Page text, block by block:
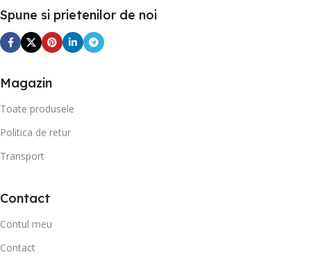
Spune si prietenilor de noi
Magazin
Toate produsele
Politica de retur
Transport
Contact
Contul meu
Contact